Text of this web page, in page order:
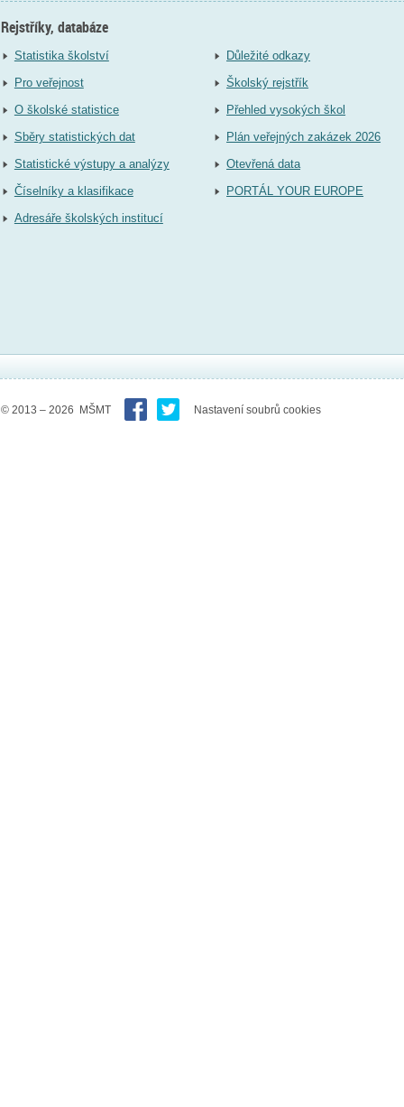
Rejstříky, databáze
Statistika školství
Pro veřejnost
O školské statistice
Sběry statistických dat
Statistické výstupy a analýzy
Číselníky a klasifikace
Adresáře školských institucí
Důležité odkazy
Školský rejstřík
Přehled vysokých škol
Plán veřejných zakázek 2026
Otevřená data
PORTÁL YOUR EUROPE
© 2013 – 2026 MŠMT Nastavení soubrů cookies